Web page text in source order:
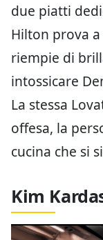
due piatti
Hilton prova
riempie di
intossicare
La stessa
offesa, la
cucina che si
Kim